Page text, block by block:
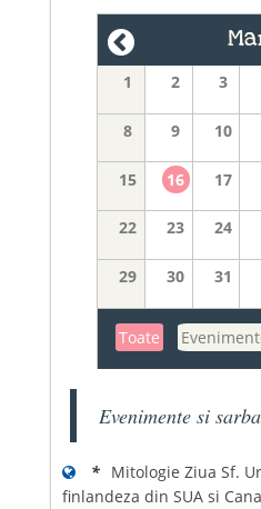
1 2 3
8 9 10
15 16 17
22 23 24
29 30 31
Toate
Evenimente si
* Mitologie Ziua Sf.
finlandeza din SUA si